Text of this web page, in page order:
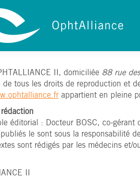
II, domiciliée 88 rue
de tous les droits de reproduction et
appartient en pleine
éditorial : Docteur BOSC, co-
publiés le sont sous la responsabilité
sont rédigés par les médecins
II